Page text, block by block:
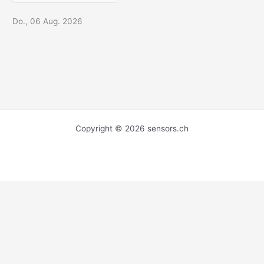
Do., 06 Aug. 2026
Copyright © 2026 sensors.ch